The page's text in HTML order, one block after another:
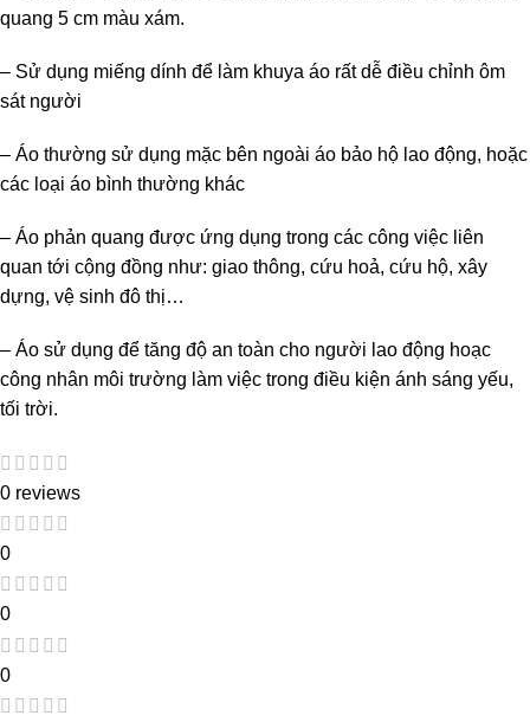
quang 5 cm màu xám.
– Sử dụng miếng dính để làm khuya áo rất dễ điều chỉnh ôm
sát người
– Áo thường sử dụng mặc bên ngoài áo bảo hộ lao động, hoặc
các loại áo bình thường khác
– Áo phản quang được ứng dụng trong các công việc liên
quan tới cộng đồng như: giao thông, cứu hoả, cứu hộ, xây
dựng, vệ sinh đô thị…
– Áo sử dụng để tăng độ an toàn cho người lao động hoạc
công nhân môi trường làm việc trong điều kiện ánh sáng yếu,
tối trời.
0 reviews
0
0
0